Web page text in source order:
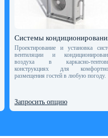
Системы
Проектирование и установка
вентиляции и
воздуха в каркасно-
конструкциях для
размещения гостей в любую погоду.
Запросить опцию